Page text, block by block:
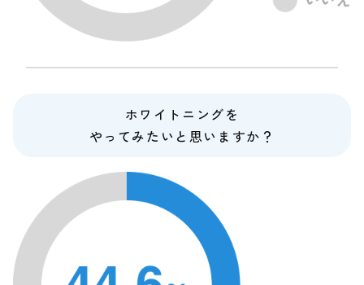
ホワイトニングを
やってみたいと思いますか？